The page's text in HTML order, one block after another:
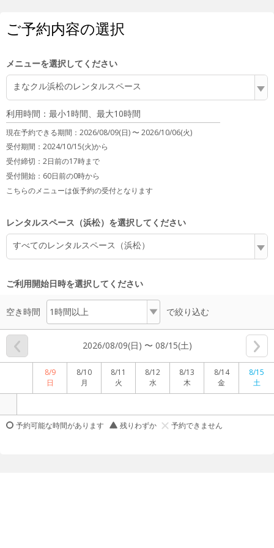
ご予約内容の選択
メニューを選択してください
まなクル浜松のレンタルスペース
利用時間：最小1時間、最大10時間
現在予約できる期間： 2026/08/09(日) 〜2026/10/06(火)
受付期間：2024/10/15(火)から
受付締切： 2日前の17時まで
受付開始： 60日前の0時から
こちらのメニューは仮予約の受付となります
レンタルスペース（浜松）を選択してください
すべてのレンタルスペース（浜松）
ご利用開始日時を選択してください
空き時間 で絞り込む
2026/08/09(日) 〜 08/15(土)
8/9
日
8/10
月
8/11
火
8/12
水
8/13
木
8/14
金
8/15
土
予約可能な時間があります 残りわずか 予約できません